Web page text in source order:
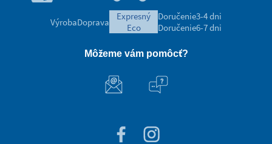
VýrobaDoprava
expresný
eco
Doručenie3-4 dni
Doručenie6-7 dni
Môžeme vám pomôcť?